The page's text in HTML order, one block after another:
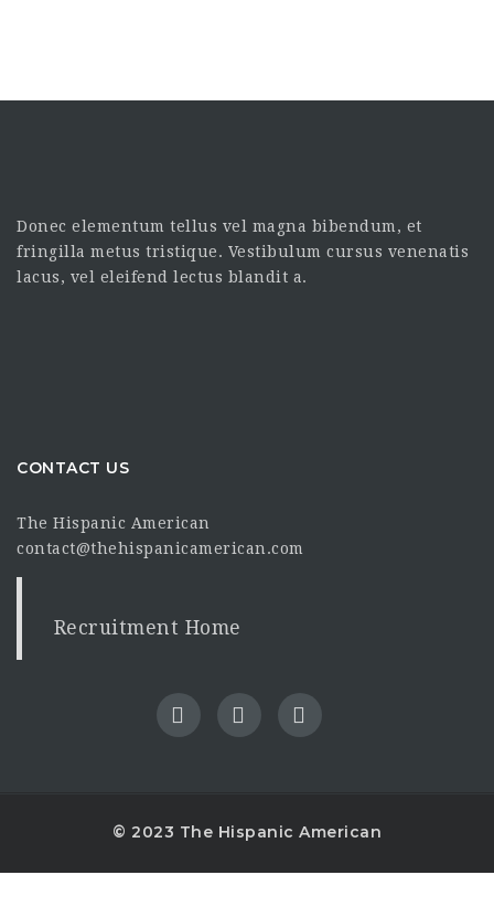
Donec elementum tellus vel magna bibendum, et
fringilla metus tristique. Vestibulum cursus venenatis
lacus, vel eleifend lectus blandit a.
CONTACT US
The Hispanic American
contact@thehispanicamerican.com
Recruitment Home
© 2023 The Hispanic American